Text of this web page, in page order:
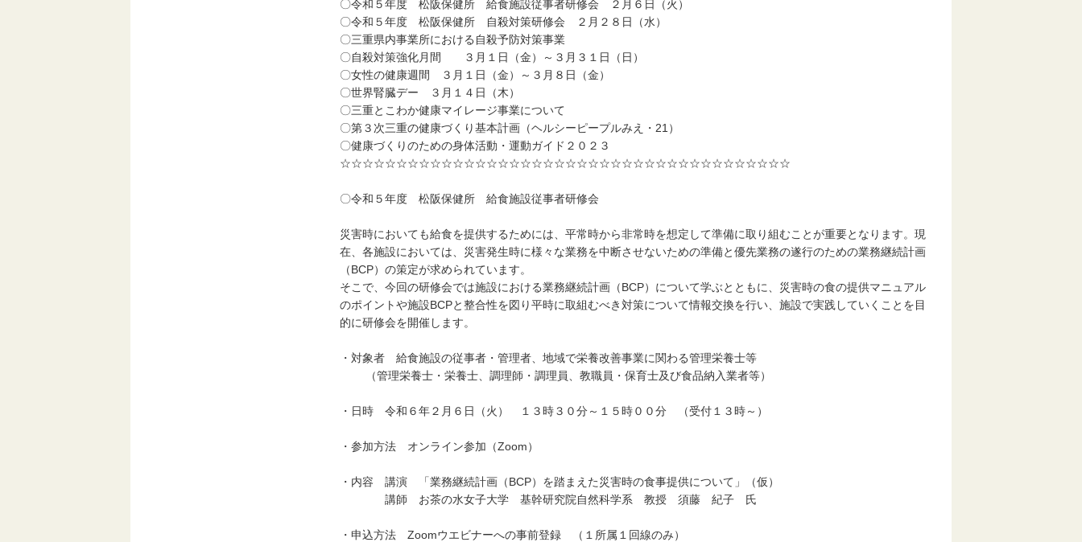
〇令和５年度 松阪保健所 給食施設従事者研修会 ２月６日（火）
〇令和５年度 松阪保健所 自殺対策研修会 ２月２８日（水）
〇三重県内事業所における自殺予防対策事業
〇自殺対策強化月間 ３月１日（金）～３月３１日（日）
〇女性の健康週間 ３月１日（金）～３月８日（金）
〇世界腎臓デー ３月１４日（木）
〇三重とこわか健康マイレージ事業について
〇第３次三重の健康づくり基本計画（ヘルシーピープルみえ・21）
〇健康づくりのための身体活動・運動ガイド２０２３
☆☆☆☆☆☆☆☆☆☆☆☆☆☆☆☆☆☆☆☆☆☆☆☆☆☆☆☆☆☆☆☆☆☆☆☆☆☆☆☆
〇令和５年度 松阪保健所 給食施設従事者研修会
災害時においても給食を提供するためには、平常時から非常時を想定して準備に取り組むことが重要となります。現
在、各施設においては、災害発生時に様々な業務を中断させないための準備と優先業務の遂行のための業務継続計画
（BCP）の策定が求められています。
そこで、今回の研修会では施設における業務継続計画（BCP）について学ぶとともに、災害時の食の提供マニュアル
のポイントや施設BCPと整合性を図り平時に取組むべき対策について情報交換を行い、施設で実践していくことを目
的に研修会を開催します。
・対象者 給食施設の従事者・管理者、地域で栄養改善事業に関わる管理栄養士等
（管理栄養士・栄養士、調理師・調理員、教職員・保育士及び食品納入業者等）
・日時 令和６年２月６日（火） １３時３０分～１５時００分 （受付１３時～）
・参加方法 オンライン参加（Zoom）
・内容 講演 「業務継続計画（BCP）を踏まえた災害時の食事提供について」（仮）
講師 お茶の水女子大学 基幹研究院自然科学系 教授 須藤 紀子 氏
・申込方法 Zoomウエビナーへの事前登録 （１所属１回線のみ）